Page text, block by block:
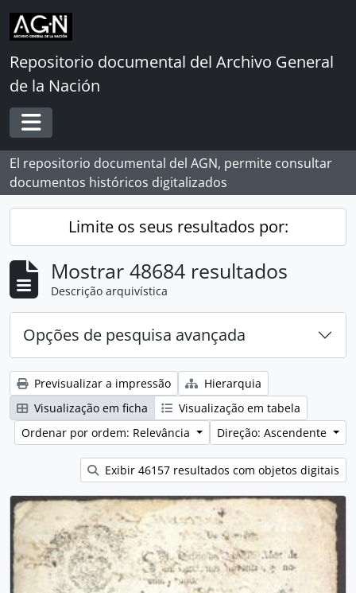
Skip to main content
Repositorio documental del Archivo General
de la Nación
Toggle navigation
El repositorio documental del AGN, permite consultar
documentos históricos digitalizados
Limite os seus resultados por:
Mostrar 48684 resultados
Descrição arquivística
Opções de pesquisa avançada
Previsualizar a impressão
Hierarquia
Visualização em ficha
Visualização em tabela
Ordenar por ordem: Relevância
Direção: Ascendente
Exibir 46157 resultados com objetos digitais